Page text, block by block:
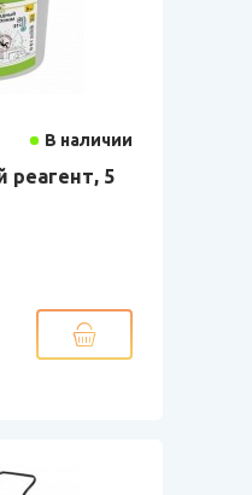
В наличии
реагент, 5